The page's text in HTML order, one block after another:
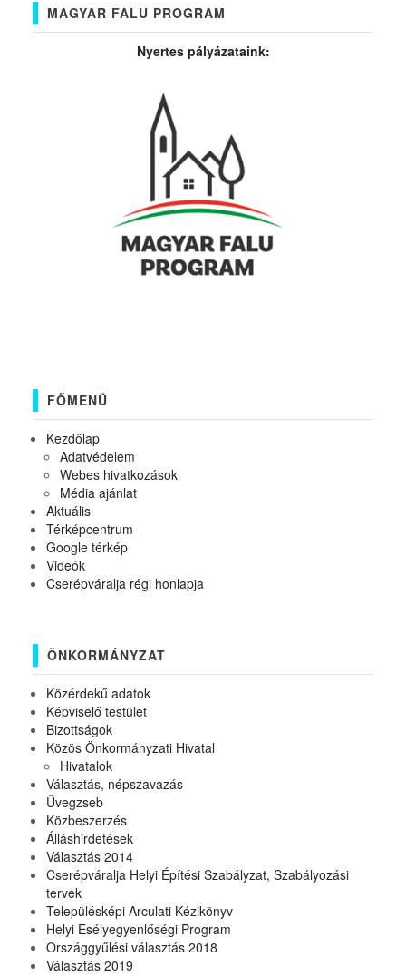
MAGYAR FALU PROGRAM
Nyertes pályázataink:
FŐMENÜ
Kezdőlap
Adatvédelem
Webes hivatkozások
Média ajánlat
Aktuális
Térképcentrum
Google térkép
Videók
Cserépváralja régi honlapja
ÖNKORMÁNYZAT
Közérdekű adatok
Képviselő testület
Bizottságok
Közös Önkormányzati Hivatal
Hivatalok
Választás, népszavazás
Üvegzseb
Közbeszerzés
Álláshirdetések
Választás 2014
Cserépváralja Helyi Építési Szabályzat, Szabályozási
tervek
Településképi Arculati Kézikönyv
Helyi Esélyegyenlőségi Program
Országgyűlési választás 2018
Választás 2019